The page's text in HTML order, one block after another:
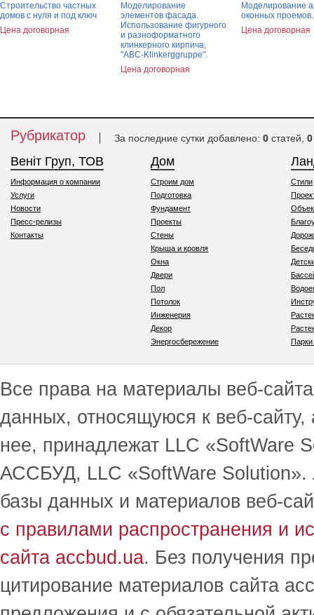
Строительство частных
домов с нуля и под ключ
Цена договорная
Моделирование
элементов фасада.
Использование фигурного
и разноформатного
клинкерного кирпича,
"АВС-Klinkerggruppe".
Цена договорная
Моделирование
оконных проемов.
Цена договорная
Рубрикатор За последние сутки добавлено: 0 статей, 0
Веніт Груп, ТОВ
Информация о компании
Услуги
Новости
Пресс-релизы
Контакты
Дом
Строим дом
Подготовка
Фундамент
Проекты
Стены
Крыша и кровля
Окна
Двери
Пол
Потолок
Инженерия
Декор
Энергосбережение
Стили
Все права на материалы веб-
данных, относящуюся к веб-
нее, принадлежат LLC
АССБУД, LLC «SoftWare Solution».
базы данных и материалов веб-
с правилами распространения и
сайта accbud.ua. Без получения
цитирование материалов сайта